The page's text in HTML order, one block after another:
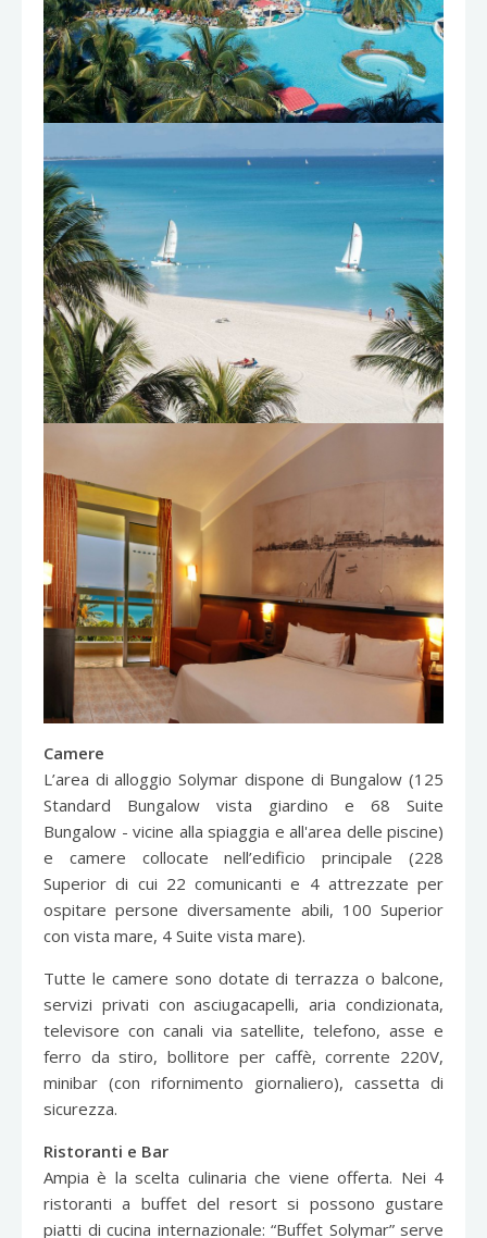
Camere
L’area di alloggio Solymar dispone di Bungalow (125
Standard Bungalow vista giardino e 68 Suite
Bungalow - vicine alla spiaggia e all'area delle piscine)
e camere collocate nell’edificio principale (228
Superior di cui 22 comunicanti e 4 attrezzate per
ospitare persone diversamente abili, 100 Superior
con vista mare, 4 Suite vista mare).
Tutte le camere sono dotate di terrazza o balcone,
servizi privati con asciugacapelli, aria condizionata,
televisore con canali via satellite, telefono, asse e
ferro da stiro, bollitore per caffè, corrente 220V,
minibar (con rifornimento giornaliero), cassetta di
sicurezza.
Ristoranti e Bar
Ampia è la scelta culinaria che viene offerta. Nei 4
ristoranti a buffet del resort si possono gustare
piatti di cucina internazionale: “Buffet Solymar” serve